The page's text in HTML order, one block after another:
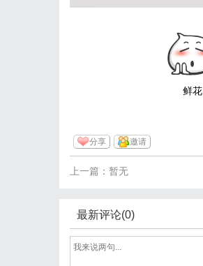
鲜花
分享 邀请
上一篇：暂无
最新评论(0)